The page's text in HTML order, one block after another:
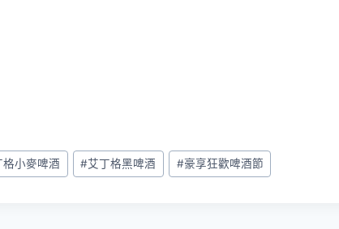
格小麥啤酒 #艾丁格黑啤酒 #豪享狂歡啤酒節